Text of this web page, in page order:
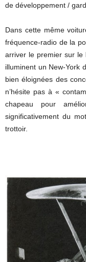
de développement /
Dans cette même
fréquence-radio de la
arriver le premier sur le
illuminent un New-York
bien éloignées des
n’hésite pas à «
chapeau pour
significativement du mot
trottoir.